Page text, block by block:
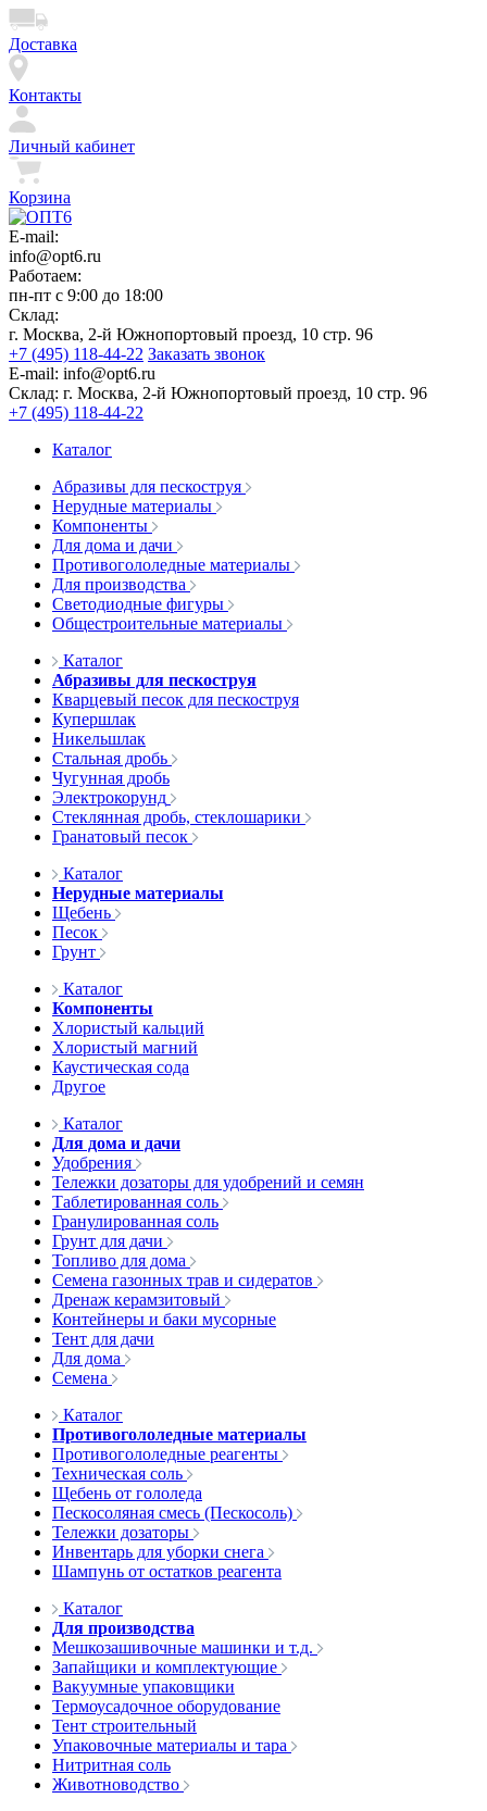
Доставка
Контакты
Личный кабинет
Корзина
E-mail:
info@opt6.ru
Работаем:
пн-пт с 9:00 до 18:00
Склад:
г. Москва, 2-й Южнопортовый проезд, 10 стр. 96
+7 (495) 118-44-22 Заказать звонок
E-mail: info@opt6.ru
Склад: г. Москва, 2-й Южнопортовый проезд, 10 стр. 96
+7 (495) 118-44-22
Каталог
Абразивы для пескоструя
Нерудные материалы
Компоненты
Для дома и дачи
Противогололедные материалы
Для производства
Светодиодные фигуры
Общестроительные материалы
Каталог
Абразивы для пескоструя
Кварцевый песок для пескоструя
Купершлак
Никельшлак
Стальная дробь
Чугунная дробь
Электрокорунд
Стеклянная дробь, стеклошарики
Гранатовый песок
Каталог
Нерудные материалы
Щебень
Песок
Грунт
Каталог
Компоненты
Хлористый кальций
Хлористый магний
Каустическая сода
Другое
Каталог
Для дома и дачи
Удобрения
Тележки дозаторы для удобрений и семян
Таблетированная соль
Гранулированная соль
Грунт для дачи
Топливо для дома
Семена газонных трав и сидератов
Дренаж керамзитовый
Контейнеры и баки мусорные
Тент для дачи
Для дома
Семена
Каталог
Противогололедные материалы
Противогололедные реагенты
Техническая соль
Щебень от гололеда
Пескосоляная смесь (Пескосоль)
Тележки дозаторы
Инвентарь для уборки снега
Шампунь от остатков реагента
Каталог
Для производства
Мешкозашивочные машинки и т.д.
Запайщики и комплектующие
Вакуумные упаковщики
Термоусадочное оборудование
Тент строительный
Упаковочные материалы и тара
Нитритная соль
Животноводство